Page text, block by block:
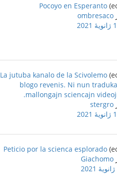
Pocoyo en Esperanto
ombresaco
La jutuba kanalo de la Scivolemo
blogo revenis. Ni nun
mallongajn sciencajn
stergro
Peticio por la scienca esplorado
Giachomo